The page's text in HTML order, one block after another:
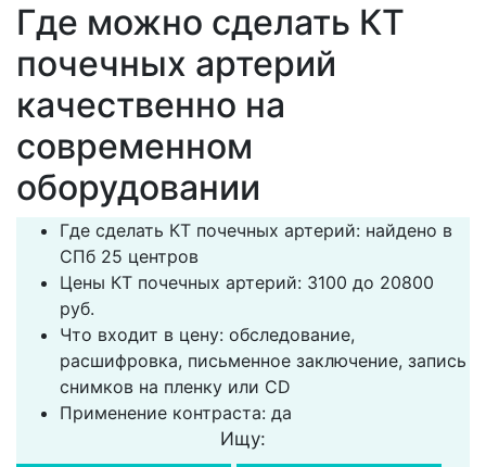
Где можно сделать КТ
почечных артерий
качественно на
современном
оборудовании
Где сделать КТ почечных артерий: найдено в
СПб 25 центров
Цены КТ почечных артерий: 3100 до 20800
руб.
Что входит в цену: обследование,
расшифровка, письменное заключение, запись
снимков на пленку или CD
Применение контраста: да
Ищу: